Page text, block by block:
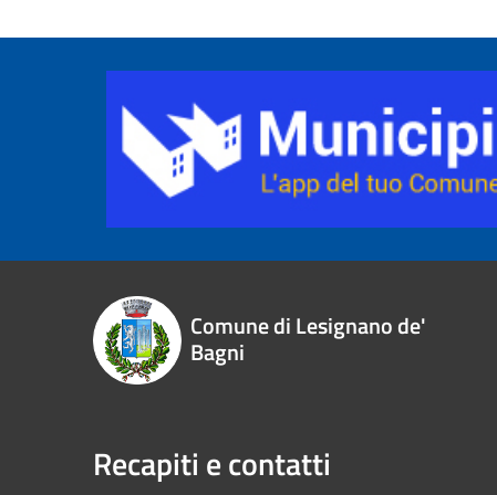
Comune di Lesignano de'
Bagni
Recapiti e contatti